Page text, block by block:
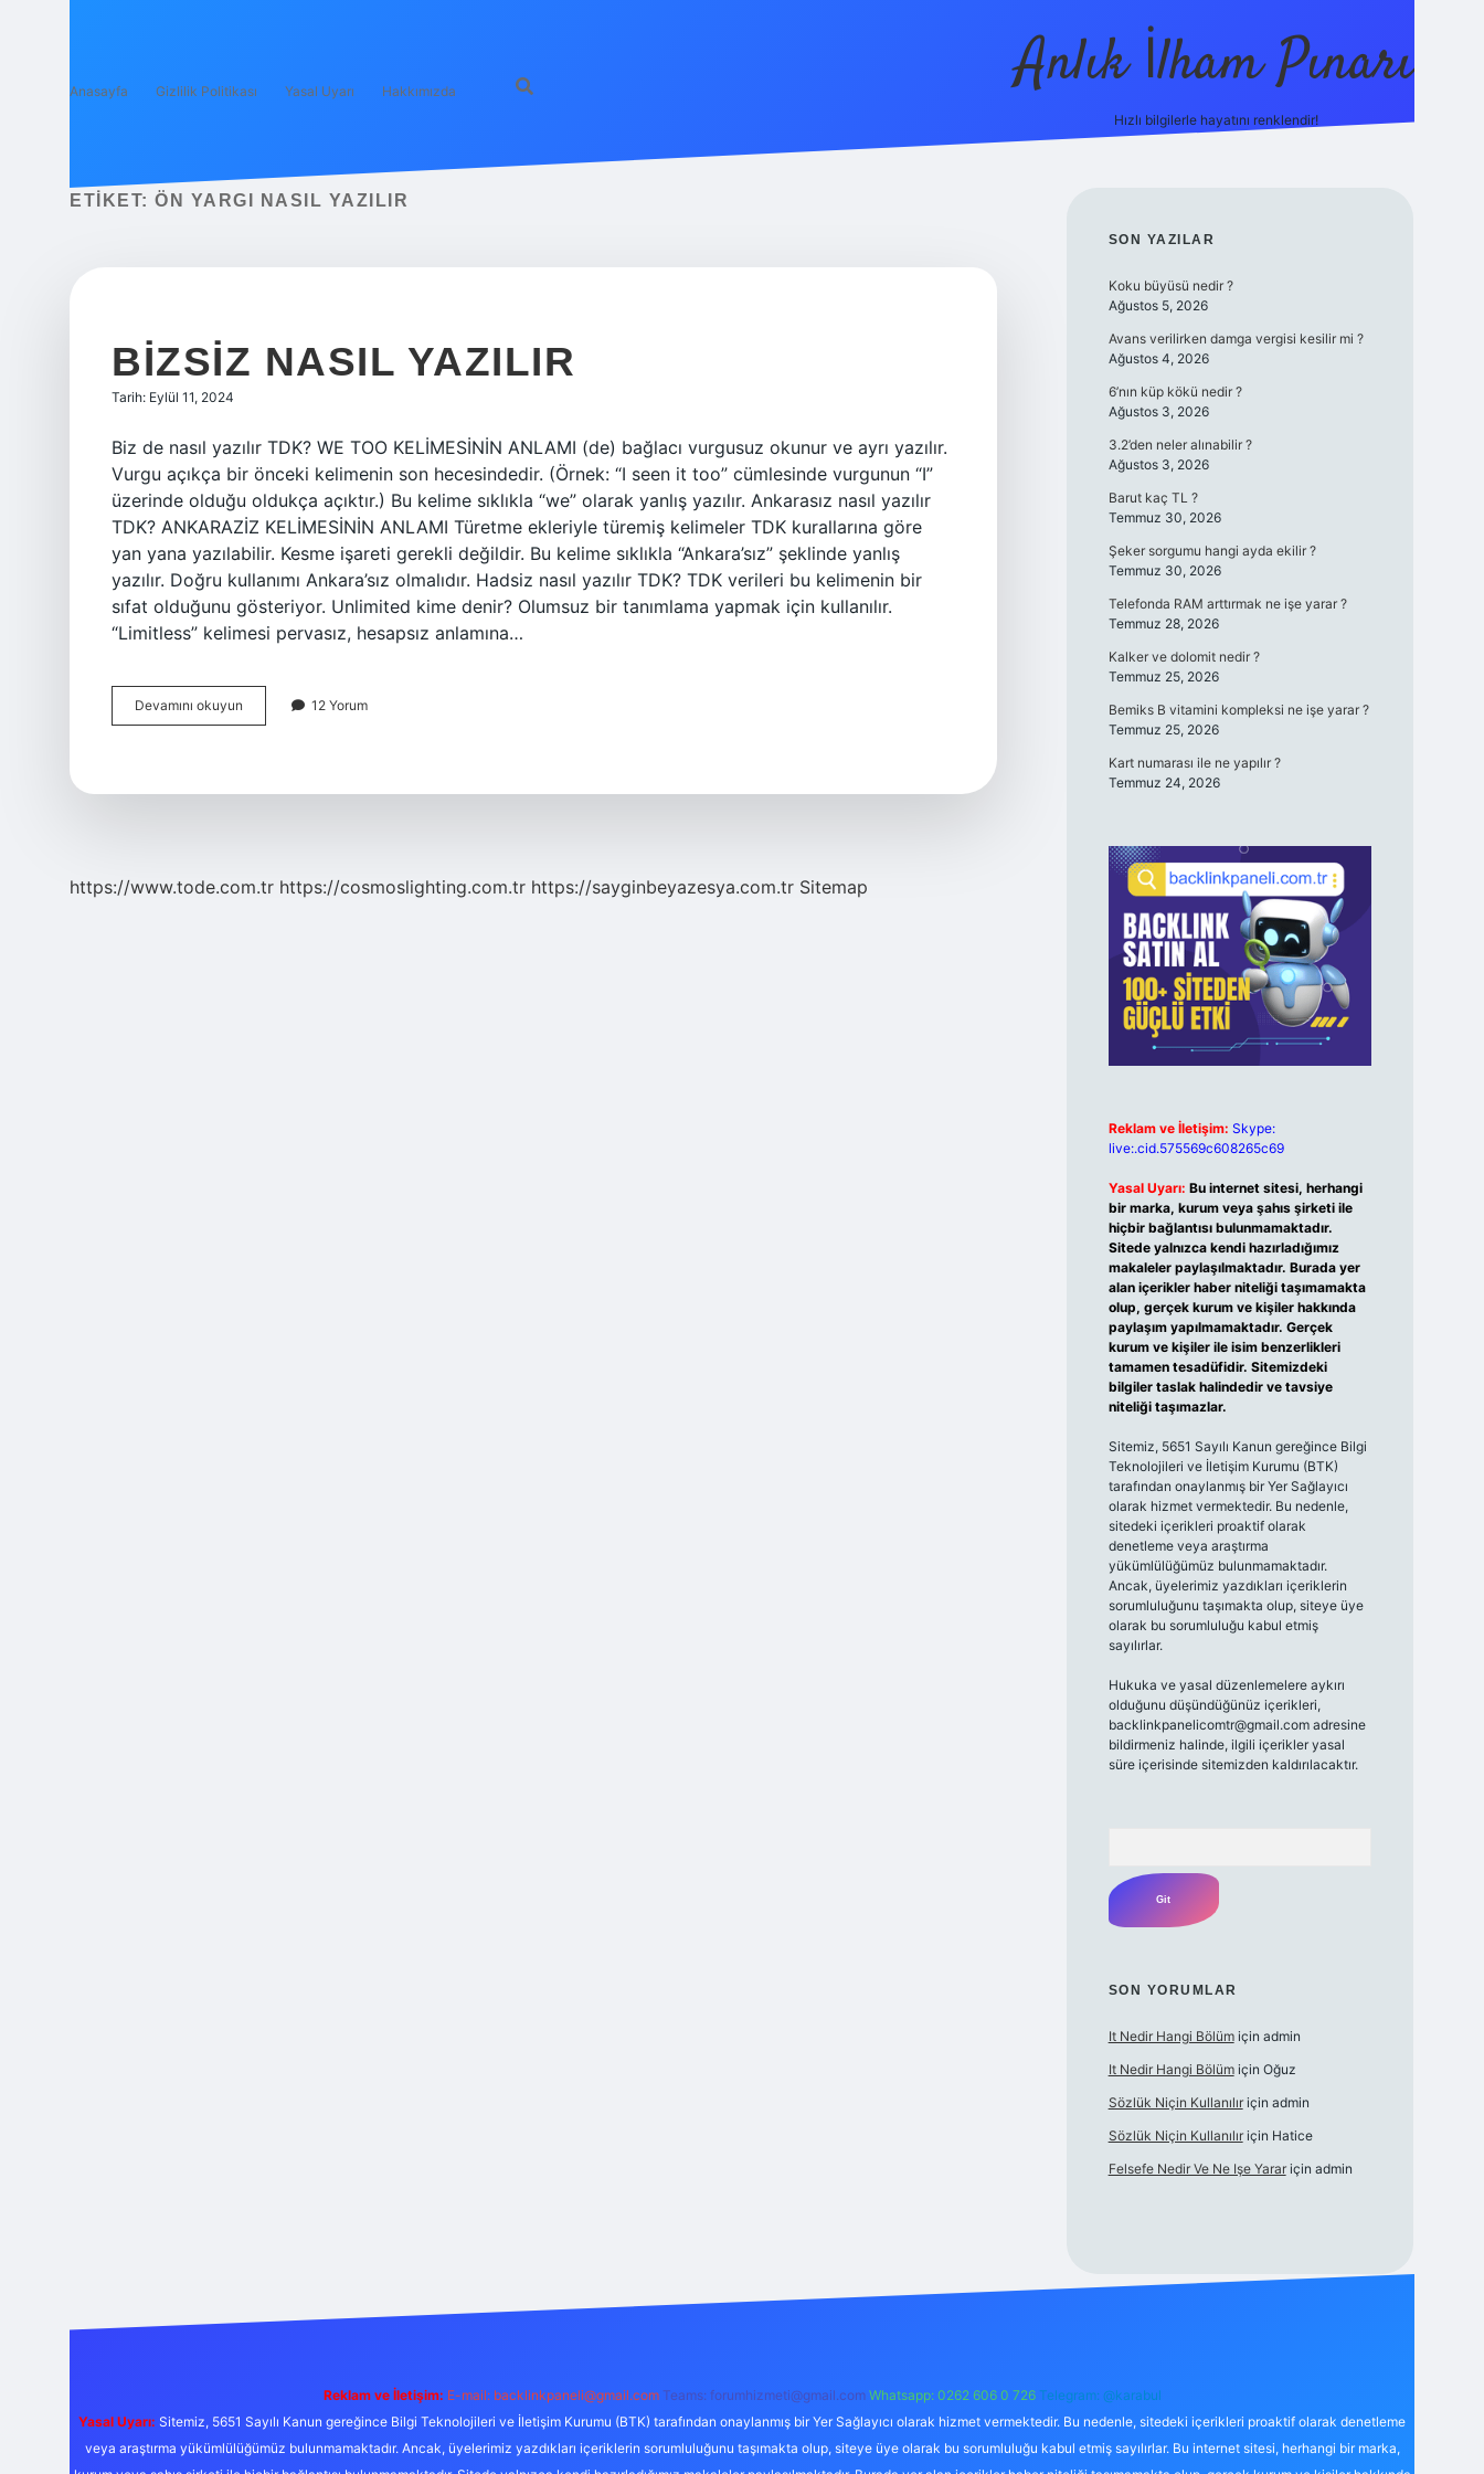
Anasayfa Gizlilik Politikası Yasal Uyarı Hakkımızda Anlık İlham Pınarı
Hızlı bilgilerle hayatını renklendir!
ETIKET: ÖN YARGI NASIL YAZILIR
BIZSIZ NASIL YAZILIR
Tarih: Eylül 11, 2024
Biz de nasıl yazılır TDK? WE TOO KELİMESİNİN ANLAMI (de) bağlacı vurgusuz okunur ve ayrı yazılır.
Vurgu açıkça bir önceki kelimenin son hecesindedir. (Örnek: “I seen it too” cümlesinde vurgunun “I”
üzerinde olduğu oldukça açıktır.) Bu kelime sıklıkla “we” olarak yanlış yazılır. Ankarasız nasıl yazılır
TDK? ANKARAZİZ KELİMESİNİN ANLAMI Türetme ekleriyle türemiş kelimeler TDK kurallarına göre
yan yana yazılabilir. Kesme işareti gerekli değildir. Bu kelime sıklıkla “Ankara’sız” şeklinde yanlış
yazılır. Doğru kullanımı Ankara’sız olmalıdır. Hadsiz nasıl yazılır TDK? TDK verileri bu kelimenin bir
sıfat olduğunu gösteriyor. Unlimited kime denir? Olumsuz bir tanımlama yapmak için kullanılır.
“Limitless” kelimesi pervasız, hesapsız anlamına…
Devamını okuyun
Nasıl
12 Yorum
https://www.tode.com.tr https://cosmoslighting.com.tr https://sayginbeyazesya.com.tr Sitemap
SIDEBAR
SON YAZILAR
Koku büyüsü nedir ?
Ağustos 5, 2026
Avans verilirken damga vergisi kesilir mi ?
Ağustos 4, 2026
6’nın küp kökü nedir ?
Ağustos 3, 2026
3.2’den neler alınabilir ?
Ağustos 3, 2026
Barut kaç TL ?
Temmuz 30, 2026
Şeker sorgumu hangi ayda ekilir ?
Temmuz 30, 2026
Telefonda RAM arttırmak ne işe yarar ?
Temmuz 28, 2026
Kalker ve dolomit nedir ?
Temmuz 25, 2026
Bemiks B vitamini kompleksi ne işe yarar ?
Temmuz 25, 2026
Kart numarası ile ne yapılır ?
Temmuz 24, 2026
Reklam ve İletişim: Skype:
live:.cid.575569c608265c69
Yasal Uyarı: Bu internet sitesi, herhangi
bir marka, kurum veya şahıs şirketi ile
hiçbir bağlantısı bulunmamaktadır.
Sitede yalnızca kendi hazırladığımız
makaleler paylaşılmaktadır. Burada yer
alan içerikler haber niteliği taşımamakta
olup, gerçek kurum ve kişiler hakkında
paylaşım yapılmamaktadır. Gerçek
kurum ve kişiler ile isim benzerlikleri
tamamen tesadüfidir. Sitemizdeki
bilgiler taslak halindedir ve tavsiye
niteliği taşımazlar.
Sitemiz, 5651 Sayılı Kanun gereğince Bilgi
Teknolojileri ve İletişim Kurumu (BTK)
tarafından onaylanmış bir Yer Sağlayıcı
olarak hizmet vermektedir. Bu nedenle,
sitedeki içerikleri proaktif olarak
denetleme veya araştırma
yükümlülüğümüz bulunmamaktadır.
Ancak, üyelerimiz yazdıkları içeriklerin
sorumluluğunu taşımakta olup, siteye üye
olarak bu sorumluluğu kabul etmiş
sayılırlar.
Hukuka ve yasal düzenlemelere aykırı
olduğunu düşündüğünüz içerikleri,
backlinkpanelicomtr@gmail.comadresine
bildirmeniz halinde, ilgili içerikler yasal
süre içerisinde sitemizden kaldırılacaktır.
SON YORUMLAR
It Nedir Hangi Bölümiçin admin
It Nedir Hangi Bölümiçin Oğuz
Sözlük Niçin Kullanılıriçin admin
Sözlük Niçin Kullanılıriçin Hatice
Felsefe Nedir Ve Ne Işe Yarariçin admin
Reklam ve İletişim: E-mail: backlinkpaneli@gmail.com Teams: forumhizmeti@gmail.com Whatsapp: 0262 606 0 726 Telegram: @karabul
Yasal Uyarı: Sitemiz, 5651 Sayılı Kanun gereğince Bilgi Teknolojileri ve İletişim Kurumu (BTK) tarafından onaylanmış bir Yer Sağlayıcı olarak hizmet vermektedir. Bu nedenle, sitedeki içerikleri proaktif olarak denetleme
veya araştırma yükümlülüğümüz bulunmamaktadır. Ancak, üyelerimiz yazdıkları içeriklerin sorumluluğunu taşımakta olup, siteye üye olarak bu sorumluluğu kabul etmiş sayılırlar. Bu internet sitesi, herhangi bir marka,